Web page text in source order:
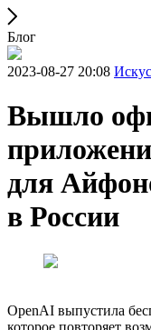
Блог
2023-08-27 20:08
Вышло
для
в России
OpenAI выпустила
которое повторяет